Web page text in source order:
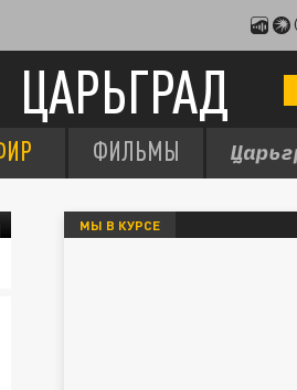
ЦАРЬГРАД
ФИЛЬМЫ
МЫ В КУРСЕ